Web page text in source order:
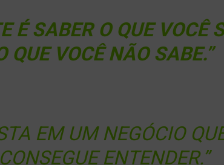
É SABER O QUE VOCÊ
QUE VOCÊ NÃO SABE.”
EM UM NEGÓCIO
CONSEGUE ENTENDER.”